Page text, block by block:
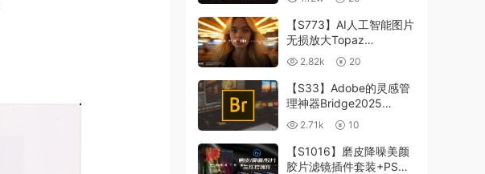
中文版WIN+MAC含400
个预设
【S773】AI人工智能图片
无损放大Topaz
Gigapixel AI 8.4.0.1b照
片模糊清晰 PS插件+独立
版 WIN/MAC
2.82k 20
【S33】Adobe的灵感管
理神器Bridge2025
15.0.3 WIN系统 右键可
进入ACR
2.71k 10
【S1016】磨皮降噪美颜
胶片滤镜插件套装+PS动